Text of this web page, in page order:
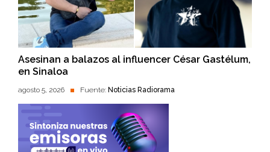
Asesinan a balazos al influencer César Gastélum,
en Sinaloa
agosto 5, 2026 Fuente: Noticias Radiorama